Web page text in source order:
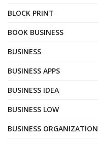
BLOCK PRINT
BOOK BUSINESS
BUSINESS
BUSINESS APPS
BUSINESS IDEA
BUSINESS LOW
BUSINESS ORGANIZATION